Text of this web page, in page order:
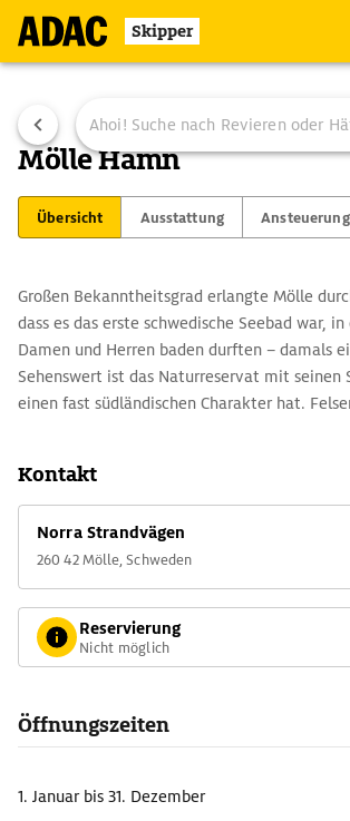
Skipper
Mölle Hamn
Übersicht Ausstattung Ansteuerung
Großen Bekanntheitsgrad erlangte Mölle
dass es das erste schwedische Seebad war,
Damen und Herren baden durften – damals
Sehenswert ist das Naturreservat mit seinen
einen fast südländischen Charakter hat.
Naturreservat befindet sich ein Leuchtturm.
Kontakt
Norra Strandvägen
260 42 Mölle, Schweden
Reservierung
Nicht möglich
Öffnungszeiten
1. Januar bis 31. Dezember